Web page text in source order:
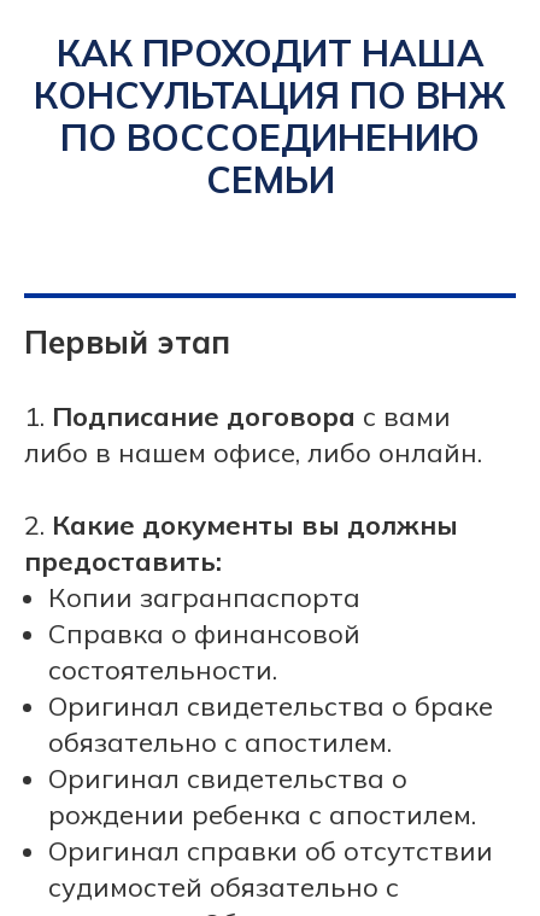
КАК ПРОХОДИТ НАША
КОНСУЛЬТАЦИЯ ПО ВНЖ
ПО ВОССОЕДИНЕНИЮ
СЕМЬИ
Первый этап
1. Подписание договора с вами
либо в нашем офисе, либо онлайн.
2. Какие документы вы должны
предоставить:
Копии загранпаспорта
Справка о финансовой
состоятельности.
Оригинал свидетельства о браке
обязательно с апостилем.
Оригинал свидетельства о
рождении ребенка с апостилем.
Оригинал справки об отсутствии
судимостей обязательно с